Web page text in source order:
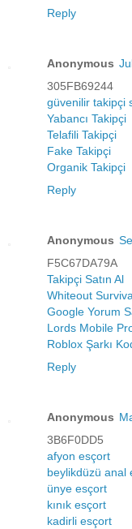
Reply
Anonymous
305FB69244
güvenilir takipçi
Yabancı Takipçi
Telafili Takipçi
Fake Takipçi
Organik Takipçi
Reply
Anonymous
F5C67DA79A
Takipçi Satın Al
Whiteout
Google Yorum
Lords Mobile
Roblox Şarkı
Reply
Anonymous
3B6F0DD5
afyon esçort
beylikdüzü anal
ünye esçort
kınık esçort
kadirli esçort